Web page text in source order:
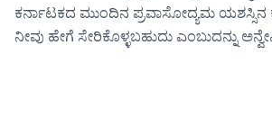
ಕರ್ನಾಟಕದ ಮುಂದಿನ ಪ್ರವಾಸೋದ್ಯಮ
ನೀವು ಹೇಗೆ ಸೇರಿಕೊಳ್ಳಬಹುದು ಎಂಬುದನ್ನು